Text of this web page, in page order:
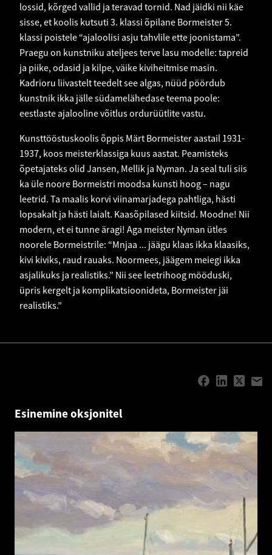
lossid, kõrged vallid ja teravad tornid. Nad jäidki nii käe
sisse, et koolis kutsuti 3. klassi õpilane Bormeister 5.
klassi poistele “ajaloolisi asju tahvlile ette joonistama”.
Praegu on kunstniku ateljees terve lasu modelle: tapreid
ja piike, odasid ja kilpe, väike kiviheitmise masin.
Kadrioru liivastelt teedelt see algas, nüüd pöördub
kunstnik ikka jälle südamelähedase teema poole:
eestlaste ajalooline võitlus ordurüütlite vastu.
Kunsttööstuskoolis õppis Märt Bormeister aastail 1931-
1937, koos meisterklassiga kuus aastat. Peamisteks
õpetajateks olid Jansen, Mellik ja Nyman. Ja seal tuli siis
ka üle noore Bormeistri moodsa kunsti hoog – nagu
leetrid. Ta maalis korvi viinamarjadega pahtliga, hästi
lopsakalt ja hästi laialt. Kaasõpilased kiitsid. Moodne! Nii
modern, et ei tunne äragi! Aga meister Nyman ütles
noorele Bormeistrile: “Mnjaa ... jäägu klaas ikka klaasiks,
kivi kiviks, raud rauaks. Noormees, jäägem meiegi ikka
asjalikuks ja realistiks.” Nii see leetrihoog mööduski,
üpris kergelt ja komplikatsioonideta, Bormeister jäi
realistiks.”
Esinemine oksjonitel